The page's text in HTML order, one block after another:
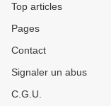
Top articles
Pages
Contact
Signaler un abus
C.G.U.